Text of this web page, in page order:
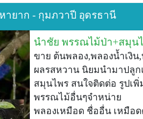
ายาก - กุมภวาปี อุดรธานี
นำชัย พรรณไม้ป่า+สมุน
ขาย ต้นพลอง,พลองน้ำเงิ
ผลรสหวาน นิยมนำมาปลู
สมุนไพร สนใจติดต่อ รูปเพิ่
พรรณไม้อื่นๆจำหน่าย
พลองเหมือด ชื่ออื่น เหมือ